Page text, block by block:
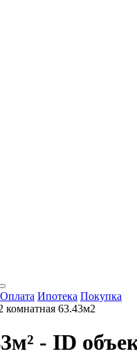
Оплата Ипотека Покупка
63.43м2
- ID